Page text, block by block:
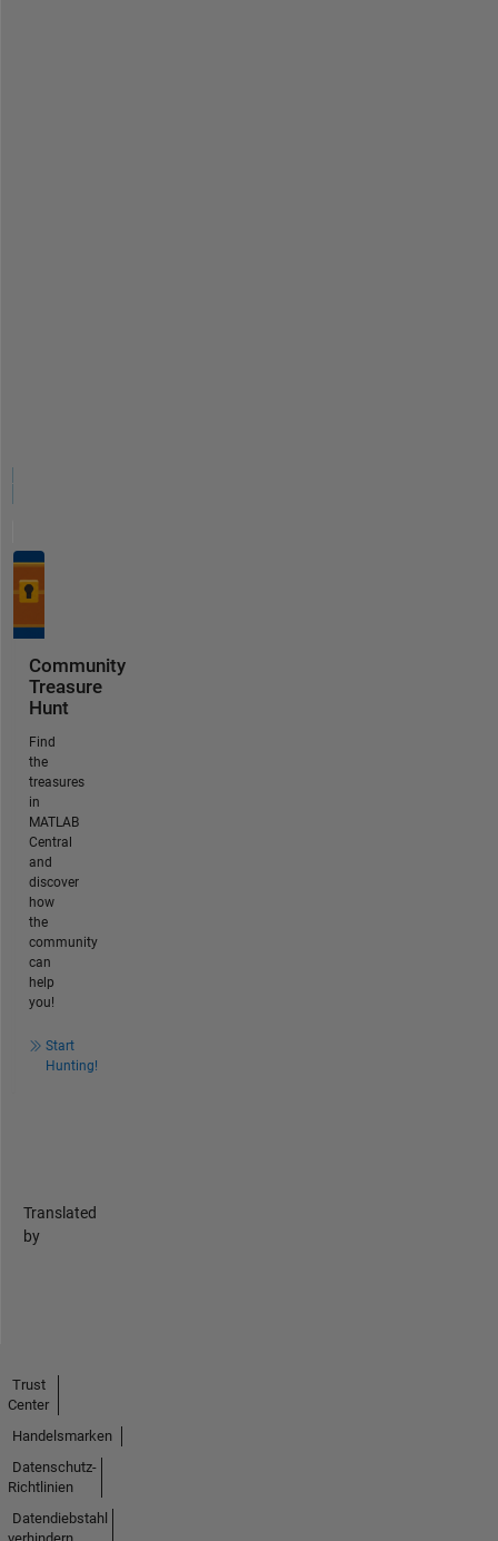
Community
Treasure
Hunt
Find
the
treasures
in
MATLAB
Central
and
discover
how
the
community
can
help
you!
Start
Hunting!
Translated
by
Trust
Center
Handelsmarken
Datenschutz-
Richtlinien
Datendiebstahl